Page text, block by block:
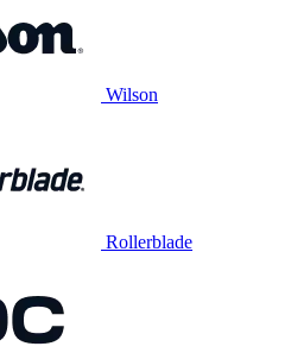
Wilson
Rollerblade